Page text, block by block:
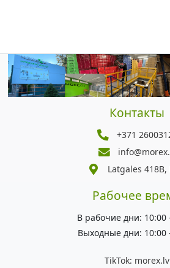
Контакты
+371
Latgales 418B,
Рабочее
В рабочие дни: 10:00
Выходные дни: 10:00
TikTok: morex.lv